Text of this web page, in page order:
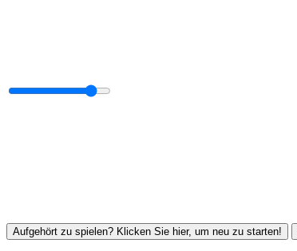
Aufgehört zu spielen? Klicken Sie hier, um neu zu starten!